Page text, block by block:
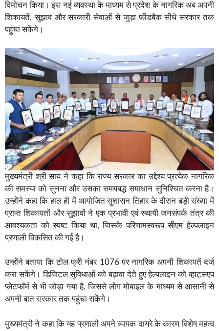
विमोचन किया। इस नई व्यवस्था के माध्यम से प्रदेश के नागरिक अब अपनी
शिकायतें, सुझाव और सरकारी सेवाओं से जुड़ा फीडबैक सीधे सरकार तक
पहुंचा सकेंगे।
मुख्यमंत्री श्री साय ने कहा कि राज्य सरकार का उद्देश्य प्रत्येक नागरिक
की समस्या को सुनना और उसका समयबद्ध समाधान सुनिश्चित करना है।
उन्होंने कहा कि हाल ही में आयोजित सुशासन तिहार के दौरान बड़ी संख्या में
प्राप्त शिकायतों और सुझावों ने एक प्रभावी एवं स्थायी जनसंपर्क तंत्र की
आवश्यकता को स्पष्ट किया था, जिसके परिणामस्वरूप सीएम हेल्पलाइन
प्रणाली विकसित की गई है।
उन्होंने बताया कि टोल फ्री नंबर 1076 पर नागरिक अपनी शिकायतें दर्ज
करा सकेंगे। डिजिटल सुविधाओं को बढ़ावा देते हुए हेल्पलाइन को व्हाट्सएप
प्लेटफॉर्म से भी जोड़ा गया है, जिससे लोग मोबाइल के माध्यम से आसानी से
अपनी बात सरकार तक पहुंचा सकेंगे।
मुख्यमंत्री ने कहा कि यह प्रणाली अपने व्यापक दायरे के कारण विशेष महत्व